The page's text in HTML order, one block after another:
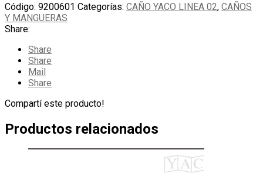
Código: 9200601 Categorías: CAÑO YACO LINEA 02, CAÑOS
Y MANGUERAS
Share:
Share
Share
Mail
Share
Compartí este producto!
Productos relacionados